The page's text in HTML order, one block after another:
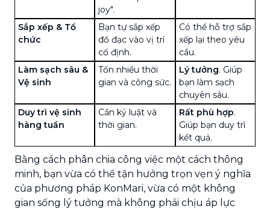
joy".
Sắp xếp & Tổ
chức
Bạn tự sắp xếp
đồ đạc vào vị trí
cố định.
Có thể hỗ trợ sắp
xếp lại theo yêu
cầu.
Làm sạch sâu &
Vệ sinh
Tốn nhiều thời
gian và công sức.
Lý tưởng. Giúp
bạn làm sạch
chuyên sâu.
Duy trì vệ sinh
hàng tuần
Cần kỷ luật và
thời gian.
Rất phù hợp.
Giúp bạn duy trì
kết quả.
Bằng cách phân chia công việc một cách thông
minh, bạn vừa có thể tận hưởng trọn vẹn ý nghĩa
của phương pháp KonMari, vừa có một không
gian sống lý tưởng mà không phải chịu áp lực